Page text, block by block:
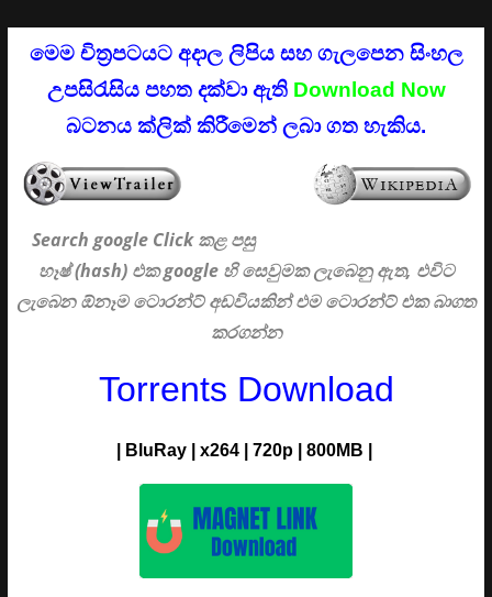
මෙම චිත්‍රපටයට අදාල ලිපිය සහ ගැලපෙන සිංහල
උපසිරැසිය පහත දක්වා ඇති Download Now
බටනය ක්ලික් කිරීමෙන් ලබා ගත හැකිය.
Search google Clickකළ පසු
හෑෂ් (hash) එක google හි සෙවුමක ලැබෙනු ඇත, එවිට
ලැබෙන ඕනෑම ටොරන්ට් අඩවියකින් එම ටොරන්ට් එක බාගත
කරගන්න
Torrents Download
BluRay| x264| 720p| 800MB |